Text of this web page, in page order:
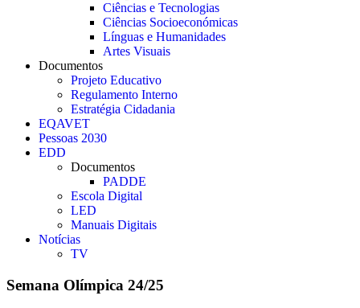
Ciências e Tecnologias
Ciências Socioeconómicas
Línguas e Humanidades
Artes Visuais
Documentos
Projeto Educativo
Regulamento Interno
Estratégia Cidadania
EQAVET
Pessoas 2030
EDD
Documentos
PADDE
Escola Digital
LED
Manuais Digitais
Notícias
TV
Semana Olímpica 24/25